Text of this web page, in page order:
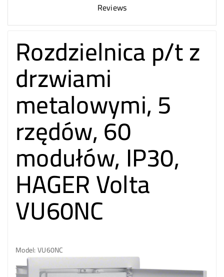
Reviews
Rozdzielnica p/t z
drzwiami
metalowymi, 5
rzędów, 60
modułów, IP30,
HAGER Volta
VU60NC
Model: VU60NC